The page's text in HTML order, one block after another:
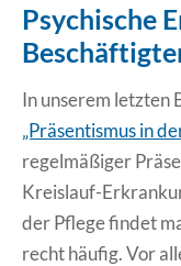
Psychische
In unserem letzten
„Präsentismus in
regelmäßiger
Kreislauf-
der Pflege findet
recht häufig. Vor